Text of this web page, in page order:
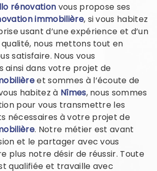
rénovation vous propose ses
immobilière, si vous habitez
usant d’une expérience et d’un
nous mettons tout en
satisfaire. Nous vous
ainsi dans votre projet de
et sommes à l’écoute de
habitez à Nîmes, nous sommes
pour vous transmettre les
nécessaires à votre projet de
. Notre métier est avant
et le partager avec vous
plus notre désir de réussir. Toute
qualifiée et travaille avec